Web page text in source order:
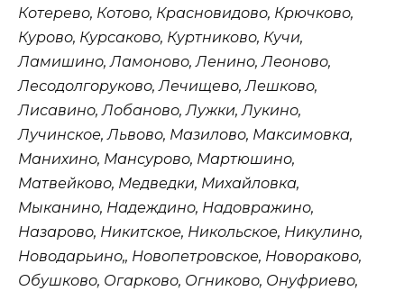
Котерево, Котово, Красновидово, Крючково,
Курово, Курсаково, Куртниково, Кучи,
Ламишино, Ламоново, Ленино, Леоново,
Лесодолгоруково, Лечищево, Лешково,
Лисавино, Лобаново, Лужки, Лукино,
Лучинское, Львово, Мазилово, Максимовка,
Манихино, Мансурово, Мартюшино,
Матвейково, Медведки, Михайловка,
Мыканино, Надеждино, Надовражино,
Назарово, Никитское, Никольское, Никулино,
Новодарьино,, Новопетровское, Новораково,
Обушково, Огарково, Огниково, Онуфриево,